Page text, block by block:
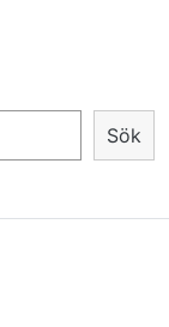
Sök